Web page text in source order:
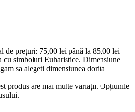
de prețuri: 75,00 lei până la 85,00 lei
cu simboluri Euharistice. Dimensiune
sa alegeti dimensiunea dorita
produs are mai multe variații. Opțiunile